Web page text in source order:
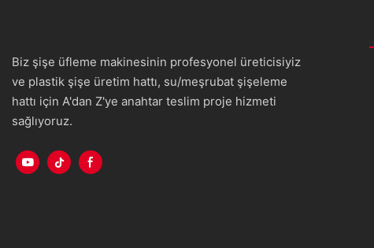
Biz şişe üfleme makinesinin profesyonel üreticisiyiz
ve plastik şişe üretim hattı, su/meşrubat şişeleme
hattı için A'dan Z'ye anahtar teslim proje hizmeti
sağlıyoruz.